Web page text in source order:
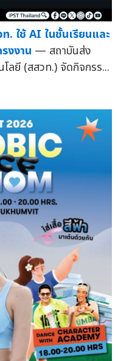
ใช้ AI ในชั้นเรียนและ
งงาน — สถาบันส่ง
โลยี (สสวท.) จัดกิจกรร...